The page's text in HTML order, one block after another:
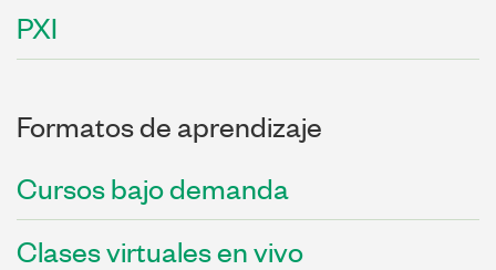
PXI
Formatos de aprendizaje
Cursos bajo demanda
Clases virtuales en vivo